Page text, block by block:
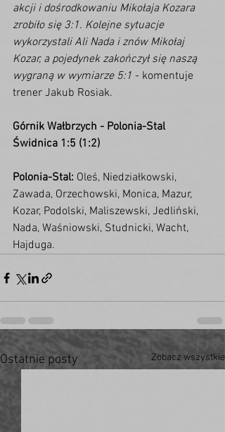
akcji i dośrodkowaniu Mikołaja Kozara
zrobiło się 3:1. Kolejne sytuacje
wykorzystali Ali Nada i znów Mikołaj
Kozar, a pojedynek zakończył się naszą
wygraną w wymiarze 5:1 - komentuje
trener Jakub Rosiak.
Górnik Wałbrzych - Polonia-Stal
Świdnica 1:5 (1:2)
Polonia-Stal: Oleś, Niedziałkowski,
Zawada, Orzechowski, Monica, Mazur,
Kozar, Podolski, Maliszewski, Jedliński,
Nada, Waśniowski, Studnicki, Wacht,
Hajduga.
Ostatnie posty Zobacz wszystkie